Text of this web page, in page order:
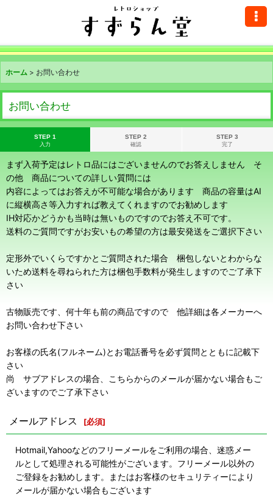
ホーム > お問い合わせ
お問い合わせ
STEP 1
入力
STEP 2
確認
STEP 3
完了
まず入荷予定はレトロ品にはございませんのでお答えしません そ
の他 商品についての詳しい質問には
内容によってはお答えが不可能な場合があります 商品の容量はAI
に縦横高さ等入力すれば教えてくれますのでお勧めします
IH対応かどうかも当時は無いものですのでお答え不可です。
送料のご質問ですがお安いもの希望の方は最安発送をご選択下さい
定形外でいくらですかとご質問された場合 梱包しないとわからな
いため送料を尋ねられた方は梱包手数料が発生しますのでご了承下
さい
古物販売です、何十年も前の商品ですので 他詳細は各メーカーへ
お問い合わせ下さい
お客様の氏名(フルネーム)とお電話番号を必ず質問とともに記載下
さい
尚 サブアドレスの場合、こちらからのメールが届かない場合もご
ざいますのでご了承下さい
メールアドレス [必須]
Hotmail,Yahooなどのフリーメールをご利用の場合、迷惑メー
ルとして処理される可能性がございます。フリーメール以外の
ご登録をお勧めします。またはお客様のセキュリティーにより
メールが届かない場合もございます